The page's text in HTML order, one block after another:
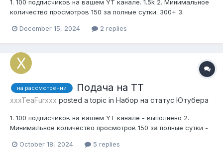
1. 100 подписчиков на вашем YT канале. 1.5k 2. Минимальное
количество просмотров 150 за полные сутки. 300+ 3.
принимаются! хорошо 4. Если ваш канал основан на
канала. не имеют...
December 15, 2024 2 replies
на рассмотрении Подача на ТТ
xxxTeaFurxxx posted a topic in Набор на статус Ютубера
1. 100 подписчиков на вашем YT канале - выполнено 2.
Минимальное количество просмотров 150 за полные сутки -
не принимаются! - есть 4. Если ваш канал основан на
October 18, 2024 5 replies